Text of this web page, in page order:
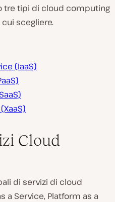
tre tipi di cloud computing
scegliere.
(IaaS)
Cloud
di servizi di cloud
a Service, Platform as a